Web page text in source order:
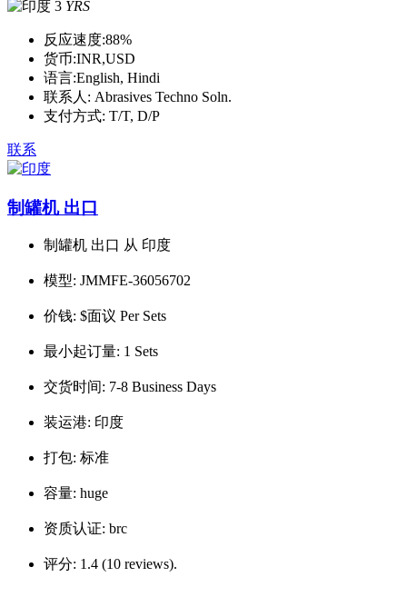
3 YRS
反应速度:88%
货币:INR,USD
语言:English, Hindi
联系人: Abrasives Techno Soln.
支付方式: T/T, D/P
联系
制罐机 出口
制罐机 出口 从 印度
模型: JMMFE-36056702
价钱: $面议 Per Sets
最小起订量: 1 Sets
交货时间: 7-8 Business Days
装运港: 印度
打包: 标准
容量: huge
资质认证: brc
评分: 1.4 (10 reviews).